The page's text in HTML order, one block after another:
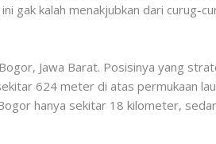
gak kalah menakjubkan dari curug-
Jawa Barat. Posisinya yang
624 meter di atas permukaan
hanya sekitar 18 kilometer,